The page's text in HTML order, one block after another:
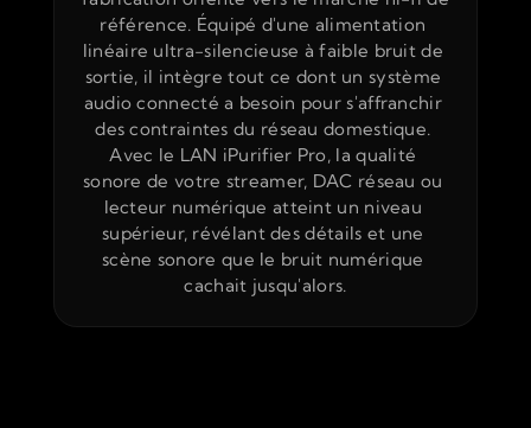
référence. Équipé d'une alimentation
linéaire ultra-silencieuse à faible bruit de
sortie, il intègre tout ce dont un système
audio connecté a besoin pour s'affranchir
des contraintes du réseau domestique.
Avec le LAN iPurifier Pro, la qualité
sonore de votre streamer, DAC réseau ou
lecteur numérique atteint un niveau
supérieur, révélant des détails et une
scène sonore que le bruit numérique
cachait jusqu'alors.